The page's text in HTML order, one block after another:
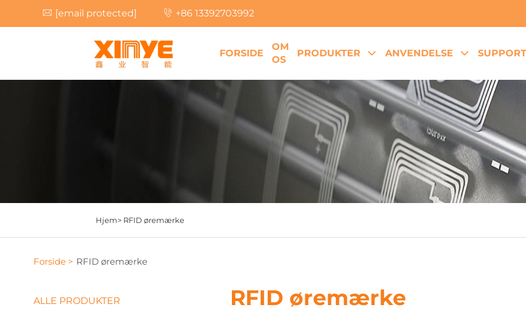
[email protected] +86 13392703992
FORSIDE
OM
OS
PRODUKTER ANVENDELSE SUPPORT
Hjem> RFID øremærke
Forside > RFID øremærke
ALLE PRODUKTER RFID øremærke